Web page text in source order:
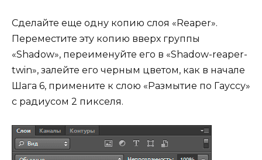
Сделайте еще одну копию слоя «Reaper».
Переместите эту копию вверх группы
«Shadow», переименуйте его в «Shadow-reaper-
twin», залейте его черным цветом, как в начале
Шага 6, примените к слою «Размытие по Гауссу»
с радиусом 2 пикселя.